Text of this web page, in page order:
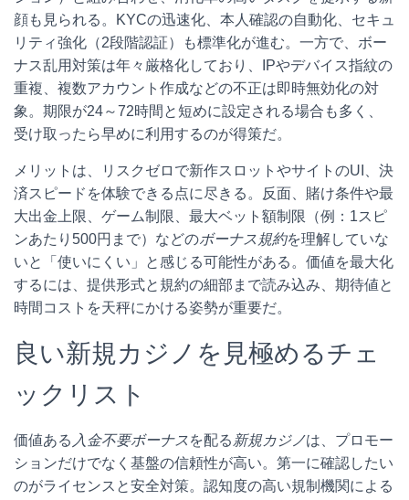
顔も見られる。KYCの迅速化、本人確認の自動化、セキュ
リティ強化（2段階認証）も標準化が進む。一方で、ボー
ナス乱用対策は年々厳格化しており、IPやデバイス指紋の
重複、複数アカウント作成などの不正は即時無効化の対
象。期限が24～72時間と短めに設定される場合も多く、
受け取ったら早めに利用するのが得策だ。
メリットは、リスクゼロで新作スロットやサイトのUI、決
済スピードを体験できる点に尽きる。反面、賭け条件や最
大出金上限、ゲーム制限、最大ベット額制限（例：1スピ
ンあたり500円まで）などのボーナス規約を理解していな
いと「使いにくい」と感じる可能性がある。価値を最大化
するには、提供形式と規約の細部まで読み込み、期待値と
時間コストを天秤にかける姿勢が重要だ。
良い新規カジノを見極めるチェ
ックリスト
価値ある 入金不要ボーナスを配る 新規カジノは、プロモー
ションだけでなく基盤の信頼性が高い。第一に確認したい
のがライセンスと安全対策。認知度の高い規制機関による